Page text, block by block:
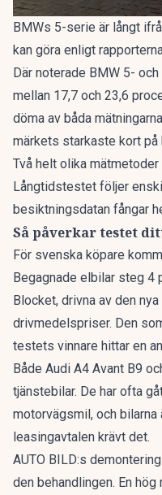
BMWs 5-serie är långt
kan göra enligt
Där noterade BMW 5-
mellan 17,7 och 23,6
döma av båda
märkets starkaste kort på
Två helt olika
Långtidstestet följer
besiktningsdatan fångar
Så påverkar testet
För svenska köpare
Begagnade elbilar steg 4
Blocket, drivna av den
drivmedelspriser. Den
testets vinnare hittar en
Både Audi A4 Avant B9
tjänstebilar. De har ofta
motorvägsmil, och
leasingavtalen krävt det.
AUTO BILD:s
den behandlingen. En